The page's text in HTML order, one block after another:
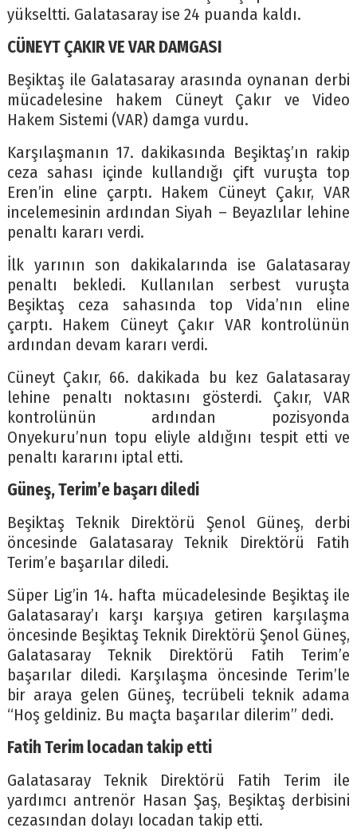
yükseltti. Galatasaray ise 24 puanda kaldı.
CÜNEYT ÇAKIR VE VAR DAMGASI
Beşiktaş ile Galatasaray arasında oynanan derbi
mücadelesine hakem Cüneyt Çakır ve Video
Hakem Sistemi (VAR) damga vurdu.
Karşılaşmanın 17. dakikasında Beşiktaş’ın rakip
ceza sahası içinde kullandığı çift vuruşta top
Eren’in eline çarptı. Hakem Cüneyt Çakır, VAR
incelemesinin ardından Siyah – Beyazlılar lehine
penaltı kararı verdi.
İlk yarının son dakikalarında ise Galatasaray
penaltı bekledi. Kullanılan serbest vuruşta
Beşiktaş ceza sahasında top Vida’nın eline
çarptı. Hakem Cüneyt Çakır VAR kontrolünün
ardından devam kararı verdi.
Cüneyt Çakır, 66. dakikada bu kez Galatasaray
lehine penaltı noktasını gösterdi. Çakır, VAR
kontrolünün ardından pozisyonda
Onyekuru’nun topu eliyle aldığını tespit etti ve
penaltı kararını iptal etti.
Güneş, Terim’e başarı diledi
Beşiktaş Teknik Direktörü Şenol Güneş, derbi
öncesinde Galatasaray Teknik Direktörü Fatih
Terim’e başarılar diledi.
Süper Lig’in 14. hafta mücadelesinde Beşiktaş ile
Galatasaray’ı karşı karşıya getiren karşılaşma
öncesinde Beşiktaş Teknik Direktörü Şenol Güneş,
Galatasaray Teknik Direktörü Fatih Terim’e
başarılar diledi. Karşılaşma öncesinde Terim’le
bir araya gelen Güneş, tecrübeli teknik adama
“Hoş geldiniz. Bu maçta başarılar dilerim” dedi.
Fatih Terim locadan takip etti
Galatasaray Teknik Direktörü Fatih Terim ile
yardımcı antrenör Hasan Şaş, Beşiktaş derbisini
cezasından dolayı locadan takip etti.